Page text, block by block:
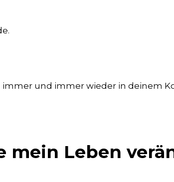
und immer wieder in deinem
mein Leben